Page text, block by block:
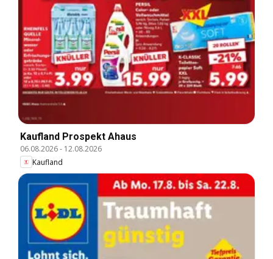
Kaufland Prospekt Ahaus
06.08.2026- 12.08.2026
Kaufland